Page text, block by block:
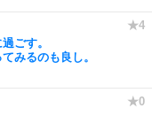
ごす。
みるのも良し。